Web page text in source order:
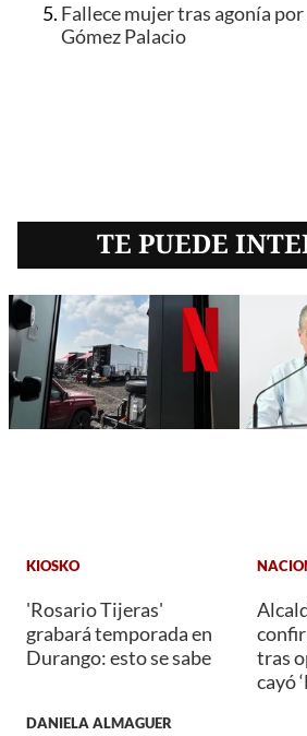
Fallece mujer tras agonía
Gómez Palacio
TE PUEDE
KIOSKO
'Rosario Tijeras'
grabará temporada en
Durango: esto se sabe
DANIELA ALMAGUER
tras
cayó